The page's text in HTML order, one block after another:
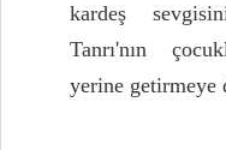
kardeş
Tanrı'nın
yerine getirmeye